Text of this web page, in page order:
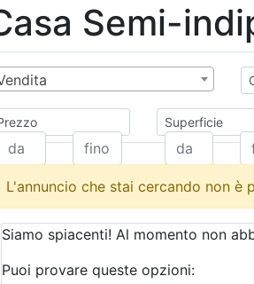
Semi-
Superficie
L'annuncio che stai cercando non è
Siamo spiacenti! Al momento non
Puoi provare queste opzioni: